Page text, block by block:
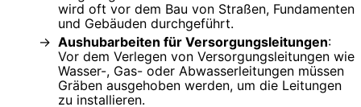
wird oft vor dem Bau von Straßen, Fundamenten
und Gebäuden durchgeführt.
Aushubarbeiten für Versorgungsleitungen:
Vor dem Verlegen von Versorgungsleitungen wie
Wasser-, Gas- oder Abwasserleitungen müssen
Gräben ausgehoben werden, um die Leitungen
zu installieren.